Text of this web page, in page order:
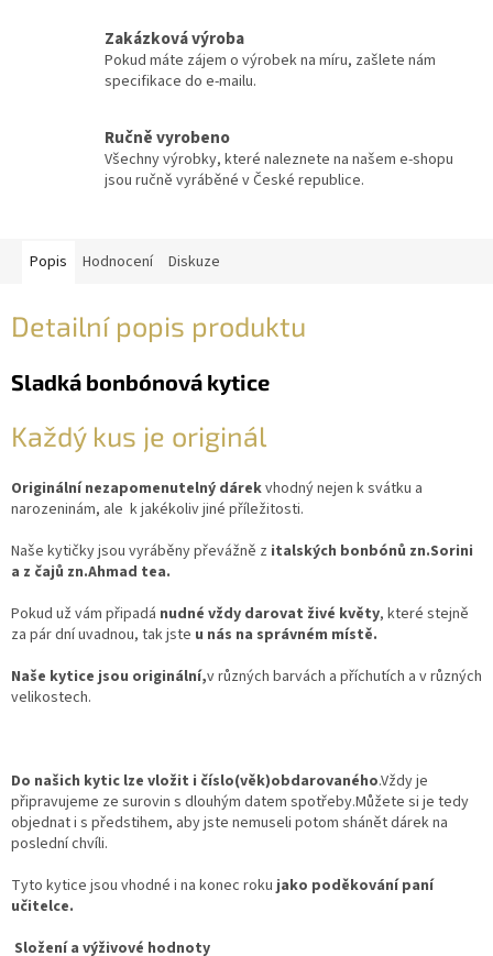
Zakázková výroba
Pokud máte zájem o výrobek na míru, zašlete nám
specifikace do e-mailu.
Ručně vyrobeno
Všechny výrobky, které naleznete na našem e-shopu
jsou ručně vyráběné v České republice.
Popis Hodnocení Diskuze
Detailní popis produktu
Sladká bonbónová kytice
Každý kus je originál
Originální nezapomenutelný dárekvhodný nejen k svátku a
narozeninám, ale k jakékoliv jiné příležitosti.
Naše kytičky jsou vyráběny převážně z italských bonbónů zn.Sorini
a z čajů zn.Ahmad tea.
Pokud už vám připadá nudné vždy darovat živé květy, které stejně
za pár dní uvadnou, tak jste u nás na správném místě.
Naše kytice jsou originální,v různých barvách a příchutích a v různých
velikostech.
Do našich kytic lze vložit i číslo(věk)obdarovaného.Vždy je
připravujeme ze surovin s dlouhým datem spotřeby.Můžete si je tedy
objednat i s předstihem, aby jste nemuseli potom shánět dárek na
poslední chvíli.
Tyto kytice jsou vhodné i na konec roku jako poděkování paní
učitelce.
Složení a výživové hodnoty